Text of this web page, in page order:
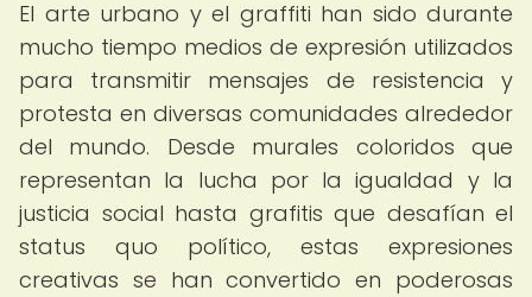
El arte urbano y el graffiti han sido durante
mucho tiempo medios de expresión utilizados
para transmitir mensajes de resistencia y
protesta en diversas comunidades alrededor
del mundo. Desde murales coloridos que
representan la lucha por la igualdad y la
justicia social hasta grafitis que desafían el
status quo político, estas expresiones
creativas se han convertido en poderosas